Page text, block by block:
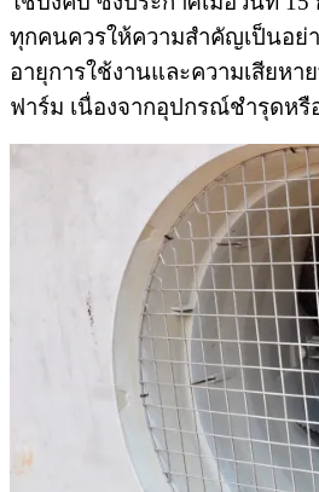
ทุกคนควรให้ความสำคัญเป็นอย่า
อายุการใช้งานและความเสียหา
ฟาร์ม เนื่องจากอุปกรณ์ชำรุดหรื